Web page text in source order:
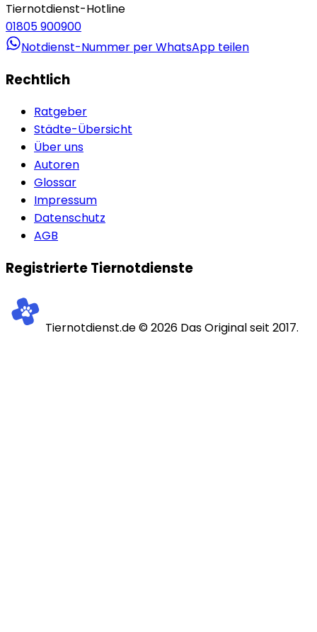
Tiernotdienst-Hotline
01805 900900
Notdienst-Nummer per WhatsApp teilen
Rechtlich
Ratgeber
Städte-Übersicht
Über uns
Autoren
Glossar
Impressum
Datenschutz
AGB
Registrierte Tiernotdienste
Tiernotdienst.de ©2026 Das Original seit 2017.